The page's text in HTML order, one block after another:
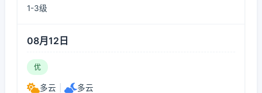
1-3级
08月12日
优
多云 多云